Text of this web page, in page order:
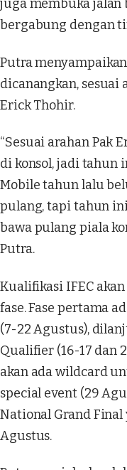
juga membuka
bergabung dengan
Putra
dicanangkan, sesuai
Erick Thohir.
“Sesuai arahan Pak
di konsol, jadi tahun
Mobile tahun lalu
pulang, tapi tahun
bawa pulang piala
Putra.
Kualifikasi IFEC
fase. Fase pertama
(7-22 Agustus),
Qualifier (16-17 dan
akan ada wildcard
special event (29
National Grand Final
Agustus.